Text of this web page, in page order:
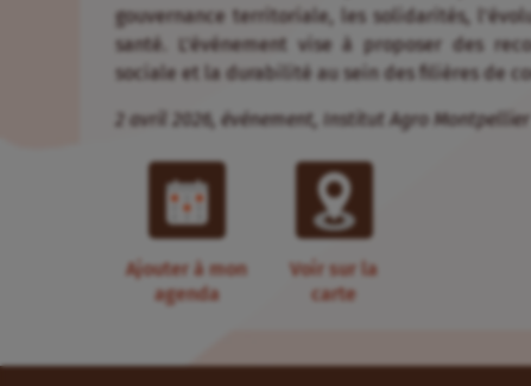
gouvernance territoriale, les solidarités,
santé. L’événement vise à proposer des
sociale et la durabilité au sein des filières de
2 avril 2026, événement, Institut Agro Montpellier
Ajouter à mon
agenda
Voir sur la
carte